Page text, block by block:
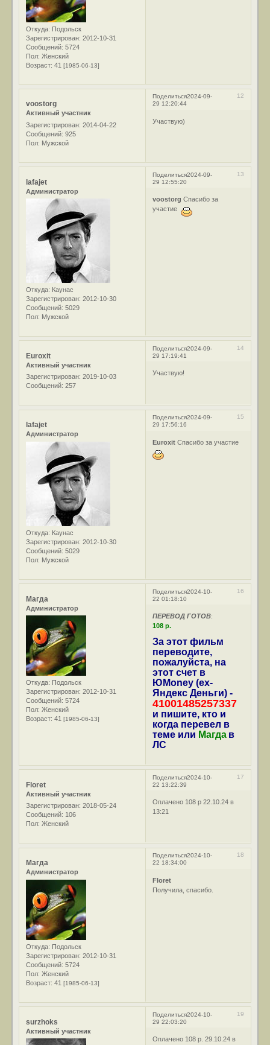
Откуда: Подольск
Зарегистрирован: 2012-10-31
Сообщений: 5724
Пол: Женский
Возраст: 41[1985-06-13]
Поделиться 12
2024-09-
29 12:20:44
voostorg
Активный участник
Зарегистрирован: 2014-04-22
Сообщений: 925
Пол: Мужской
Участвую)
Поделиться 13
2024-09-
29 12:55:20
lafajet
Администратор
Откуда: Каунас
Зарегистрирован: 2012-10-30
Сообщений: 5029
Пол: Мужской
voostorg Спасибо за
участие
Поделиться 14
2024-09-
29 17:19:41
Euroxit
Активный участник
Зарегистрирован: 2019-10-03
Сообщений: 257
Участвую!
Поделиться 15
2024-09-
29 17:56:16
lafajet
Администратор
Откуда: Каунас
Зарегистрирован: 2012-10-30
Сообщений: 5029
Пол: Мужской
Euroxit Спасибо за участие
Поделиться 16
2024-10-
22 01:18:10
Магда
Администратор
Откуда: Подольск
Зарегистрирован: 2012-10-31
Сообщений: 5724
Пол: Женский
Возраст: 41[1985-06-13]
ПЕРЕВОД ГОТОВ:
108 р.
За этот фильм
переводите,
пожалуйста, на
этот счет в
ЮMoney (ex-
Яндекс Деньги) -
41001485257337
и пишите, кто и
когда перевел в
теме или Магда в
ЛС
Поделиться 17
2024-10-
22 13:22:39
Floret
Активный участник
Зарегистрирован: 2018-05-24
Сообщений: 106
Пол: Женский
Оплачено 108 р 22.10.24 в
13:21
Поделиться 18
2024-10-
22 18:34:00
Магда
Администратор
Откуда: Подольск
Зарегистрирован: 2012-10-31
Сообщений: 5724
Пол: Женский
Возраст: 41[1985-06-13]
Floret
Получила, спасибо.
Поделиться 19
2024-10-
29 22:03:20
surzhoks
Активный участник
Оплачено 108 р. 29.10.24 в